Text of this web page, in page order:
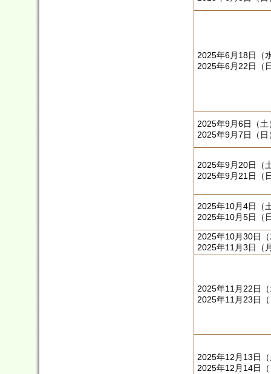
2025年6月18日（
2025年6月22日（
2025年9月6日（土
2025年9月7日（日
2025年9月20日（
2025年9月21日（
2025年10月4日（
2025年10月5日（
2025年10月30日
2025年11月3日（
2025年11月22日
2025年11月23日
2025年12月13日
2025年12月14日